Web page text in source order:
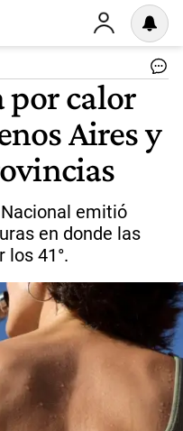
por calor
Aires y
emitió
en donde las
los 41°.